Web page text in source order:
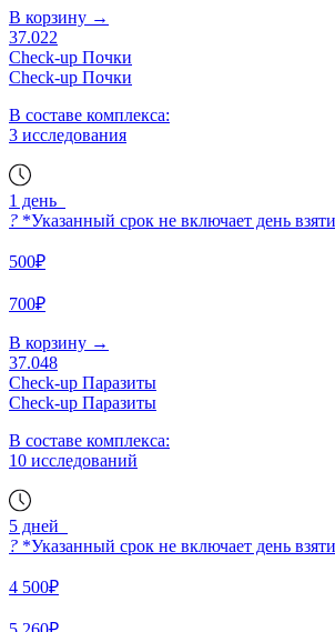
В корзину →
37.022
Check-up Почки
Check-up Почки
В составе комплекса:
3 исследования
1 день
? *Указанный срок не включает день
500₽
700₽
В корзину →
37.048
Check-up Паразиты
Check-up Паразиты
В составе комплекса:
10 исследований
5 дней
? *Указанный срок не включает день
4 500₽